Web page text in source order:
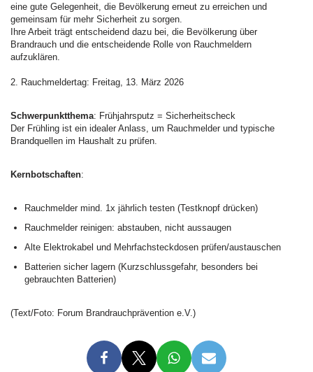
eine gute Gelegenheit, die Bevölkerung erneut zu erreichen und
gemeinsam für mehr Sicherheit zu sorgen.
Ihre Arbeit trägt entscheidend dazu bei, die Bevölkerung über
Brandrauch und die entscheidende Rolle von Rauchmeldern
aufzuklären.
2. Rauchmeldertag: Freitag, 13. März 2026
Schwerpunktthema: Frühjahrsputz = Sicherheitscheck
Der Frühling ist ein idealer Anlass, um Rauchmelder und typische
Brandquellen im Haushalt zu prüfen.
Kernbotschaften:
Rauchmelder mind. 1x jährlich testen (Testknopf drücken)
Rauchmelder reinigen: abstauben, nicht aussaugen
Alte Elektrokabel und Mehrfachsteckdosen prüfen/austauschen
Batterien sicher lagern (Kurzschlussgefahr, besonders bei
gebrauchten Batterien)
(Text/Foto: Forum Brandrauchprävention e.V.)